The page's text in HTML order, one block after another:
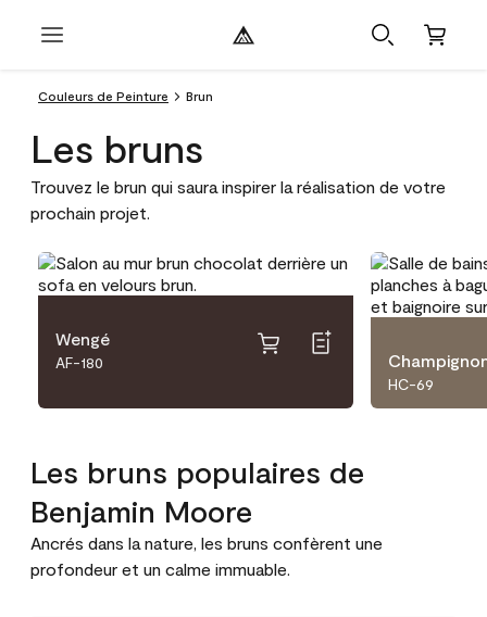
Couleurs de Peinture Brun
Les bruns
Trouvez le brun qui saura inspirer la réalisation de votre
prochain projet.
Wengé
AF-180
HC-69
Les bruns populaires de
Benjamin Moore
Ancrés dans la nature, les bruns confèrent une
profondeur et un calme immuable.